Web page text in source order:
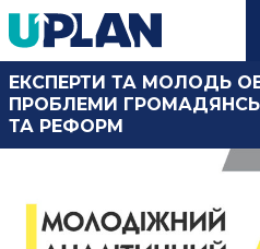
ЕКСПЕРТИ ТА МОЛОДЬ
ПРОБЛЕМИ
ТА РЕФОРМ